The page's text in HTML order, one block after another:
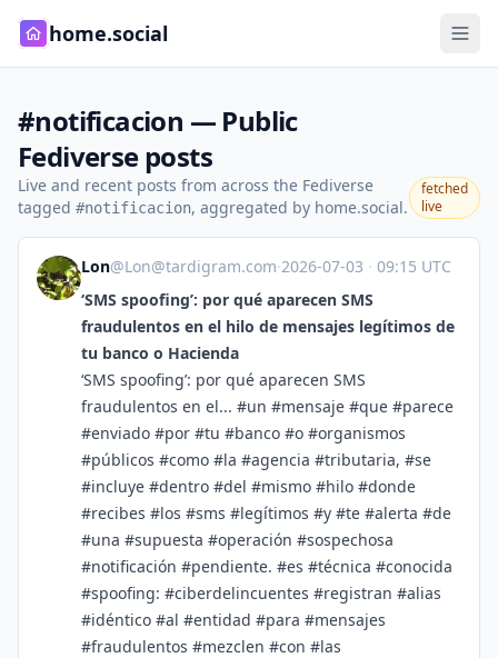
home.social
#notificacion — Public
Fediverse posts
Live and recent posts from across the Fediverse
tagged #notificacion, aggregated by home.social.
fetched
live
Lon@Lon@tardigram.com·2026-07-03 · 09:15 UTC
‘SMS spoofing’: por qué aparecen SMS
fraudulentos en el hilo de mensajes legítimos de
tu banco o Hacienda
‘SMS spoofing’: por qué aparecen SMS
fraudulentos en el... #un #mensaje #que #parece
#enviado #por #tu #banco #o #organismos
#públicos #como #la #agencia #tributaria, #se
#incluye #dentro #del #mismo #hilo #donde
#recibes #los #sms #legítimos #y #te #alerta #de
#una #supuesta #operación #sospechosa
#notificación #pendiente. #es #técnica #conocida
#spoofing: #ciberdelincuentes #registran #alias
#idéntico #al #entidad #para #mensajes
#fraudulentos #mezclen #con #las